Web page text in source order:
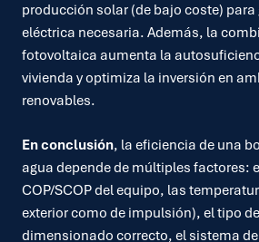
producción solar (de bajo coste)
eléctrica necesaria. Además, la
fotovoltaica aumenta la
vivienda y optimiza la inversión en
renovables.
En conclusión, la eficiencia de una
agua depende de múltiples factores:
COP/SCOP del equipo, las
exterior como de impulsión), el tipo
dimensionado correcto, el sistema